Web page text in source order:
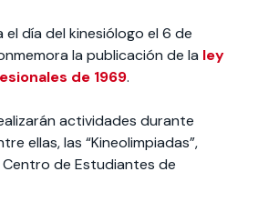
el día del kinesiólogo el 6 de
la publicación de la ley
de 1969.
actividades durante
ellas, las “Kineolimpiadas”,
de Estudiantes de